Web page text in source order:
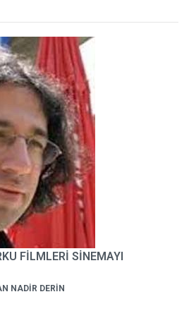
FİLMLERİ SİNEMAYI
NADİR DERİN